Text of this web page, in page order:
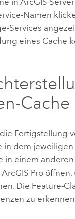
Namen
Services
eines Cache
Cache
Fertigstellung
in dem
in einem
ArcGIS Pro öffnen,
Die Feature-
zu